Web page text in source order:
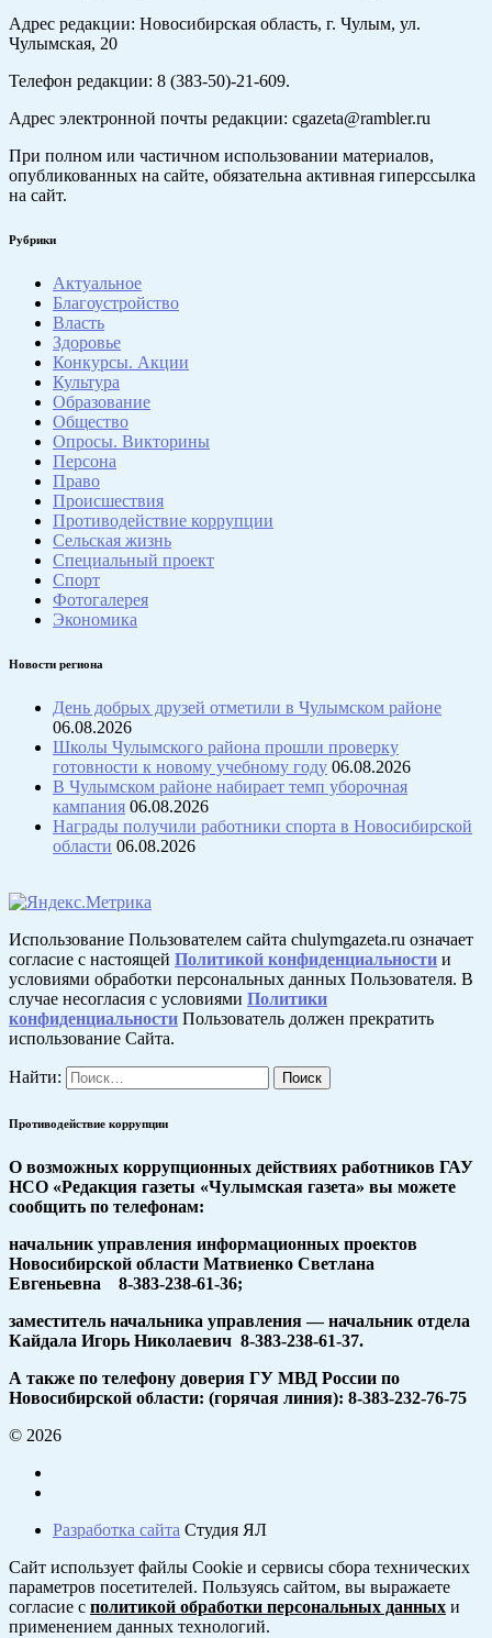
Адрес редакции: Новосибирская область, г. Чулым, ул.
Чулымская, 20
Телефон редакции: 8 (383-50)-21-609.
Адрес электронной почты редакции: cgazeta@rambler.ru
При полном или частичном использовании материалов,
опубликованных на сайте, обязательна активная гиперссылка
на сайт.
Рубрики
Актуальное
Благоустройство
Власть
Здоровье
Конкурсы. Акции
Культура
Образование
Общество
Опросы. Викторины
Персона
Право
Происшествия
Противодействие коррупции
Сельская жизнь
Специальный проект
Спорт
Фотогалерея
Экономика
Новости региона
День добрых друзей отметили в Чулымском районе
06.08.2026
Школы Чулымского района прошли проверку
готовности к новому учебному году 06.08.2026
В Чулымском районе набирает темп уборочная
кампания 06.08.2026
Награды получили работники спорта в Новосибирской
области 06.08.2026
Использование Пользователем сайта chulymgazeta.ru означает
согласие с настоящей Политикой конфиденциальности и
условиями обработки персональных данных Пользователя. В
случае несогласия с условиями Политики
конфиденциальности Пользователь должен прекратить
использование Сайта.
Найти:
Противодействие коррупции
О возможных коррупционных действиях работников ГАУ
НСО «Редакция газеты «Чулымская газета» вы можете
сообщить по телефонам:
начальник управления информационных проектов
Новосибирской области Матвиенко Светлана
Евгеньевна 8-383-238-61-36;
заместитель начальника управления — начальник отдела
Кайдала Игорь Николаевич 8-383-238-61-37.
А также по телефону доверия ГУ МВД России по
Новосибирской области: (горячая линия): 8-383-232-76-75
© 2026
Разработка сайта Студия ЯЛ
Сайт использует файлы Cookie и сервисы сбора технических
параметров посетителей. Пользуясь сайтом, вы выражаете
согласие с политикой обработки персональных данных и
применением данных технологий.